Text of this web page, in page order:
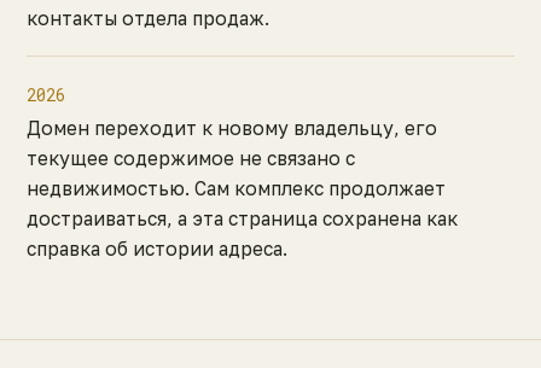
контакты отдела продаж.
2026
Домен переходит к новому владельцу, его
текущее содержимое не связано с
недвижимостью. Сам комплекс продолжает
достраиваться, а эта страница сохранена как
справка об истории адреса.